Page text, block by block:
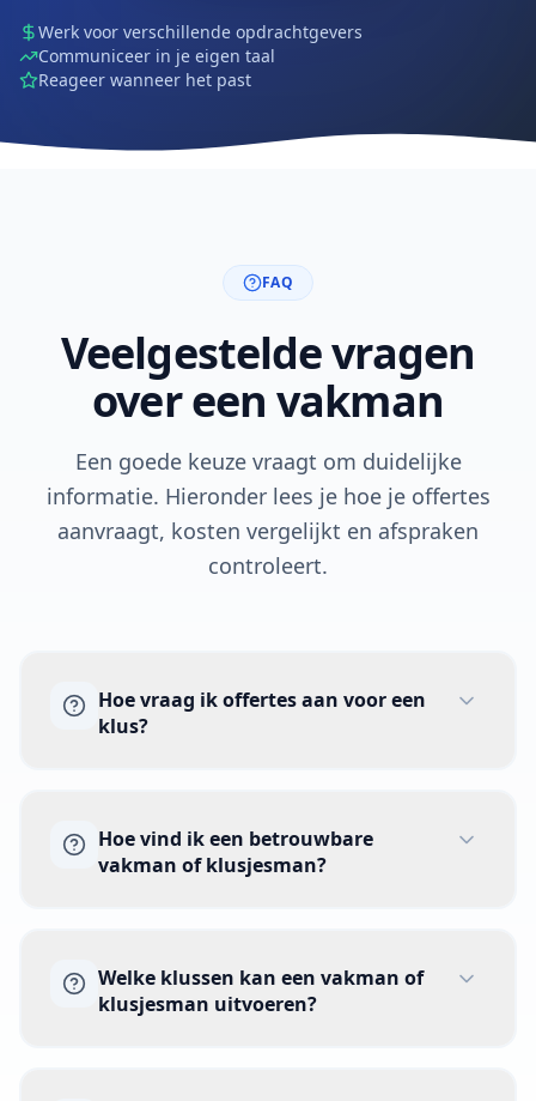
Werk voor verschillende opdrachtgevers
Communiceer in je eigen taal
Reageer wanneer het past
FAQ
Veelgestelde vragen
over een vakman
Een goede keuze vraagt om duidelijke
informatie. Hieronder lees je hoe je offertes
aanvraagt, kosten vergelijkt en afspraken
controleert.
Hoe vraag ik offertes aan voor een
klus?
omschrijving, locatie en planning.
Professionals kunnen reageren met een
Hoe vind ik een betrouwbare
vakman of klusjesman?
duidelijke bedrijfsgegevens, passende
ervaring en heldere afspraken.
Welke klussen kan een vakman of
klusjesman uitvoeren?